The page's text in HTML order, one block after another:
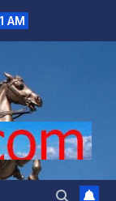
AM